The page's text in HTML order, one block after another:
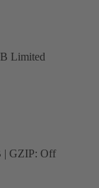
Limited
| GZIP: Off